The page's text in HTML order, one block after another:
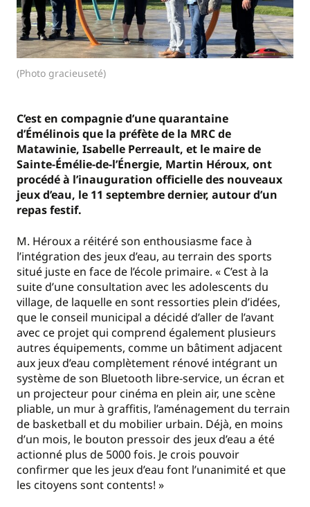
(Photo gracieuseté)
C’est en compagnie d’une quarantaine
d’Émélinois que la préfète de la MRC de
Matawinie, Isabelle Perreault, et le maire de
Sainte-Émélie-de-l’Énergie, Martin Héroux, ont
procédé à l’inauguration officielle des nouveaux
jeux d’eau, le 11 septembre dernier, autour d’un
repas festif.
M. Héroux a réitéré son enthousiasme face à
l’intégration des jeux d’eau, au terrain des sports
situé juste en face de l’école primaire. « C’est à la
suite d’une consultation avec les adolescents du
village, de laquelle en sont ressorties plein d’idées,
que le conseil municipal a décidé d’aller de l’avant
avec ce projet qui comprend également plusieurs
autres équipements, comme un bâtiment adjacent
aux jeux d’eau complètement rénové intégrant un
système de son Bluetooth libre-service, un écran et
un projecteur pour cinéma en plein air, une scène
pliable, un mur à graffitis, l’aménagement du terrain
de basketball et du mobilier urbain. Déjà, en moins
d’un mois, le bouton pressoir des jeux d’eau a été
actionné plus de 5000 fois. Je crois pouvoir
confirmer que les jeux d’eau font l’unanimité et que
les citoyens sont contents! »